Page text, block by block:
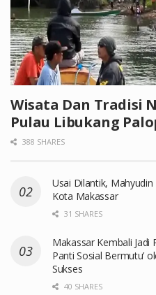
Wisata Dan Tradisi
Pulau Libukang
388 SHARES
Usai Dilantik,
Kota Makassar
31 SHARES
Makassar Kembali Jadi
Panti Sosial Bermutu’
Sukses
40 SHARES